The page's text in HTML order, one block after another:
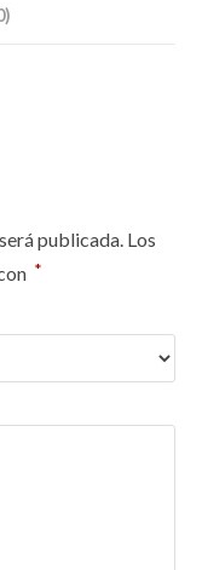
publicada. Los
*